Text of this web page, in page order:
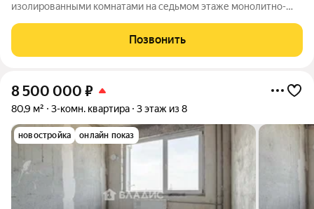
изолированными комнатами на седьмом этаже монолитно-
приятный вид на солнечную сторону, что обеспечивает
хорошее естественное освещение. В
Позвонить
8 500 000 ₽
80,9 м² 3-комн. квартира 3 этаж из 8
новостройка онлайн показ